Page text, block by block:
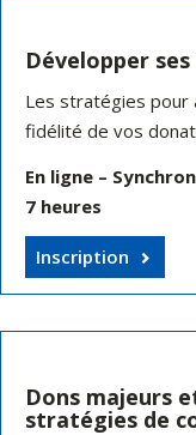
Développer
Les stratégies pour
fidélité de vos
En ligne –
7 heures
Inscription
Dons majeurs
stratégies de